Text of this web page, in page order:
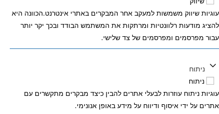
עוגיות שיווק משמשות למעקב אחר המבקרים באתרי אינטרנט.הכוונה היא
להציג מודעות רלוונטיות ומרתקות את המשתמש הבודד ובכך יקר יותר
עבור מפרסמים ומפרסמים של צד שלישי.
ניתוח
ניתוח
עוגיות ניתוח עוזרות לבעלי אתרים להבין כיצד מבקרים מתקשרים עם
אתרים על ידי איסוף ודיווח על מידע באופן אנונימי.